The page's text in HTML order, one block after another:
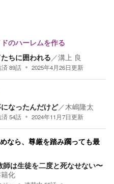
のハーレムを作る
ちに囲われる ／溝上 良
済89話 2025年4月26日更新
なったんだけど／木嶋隆太
済54話 2024年11月7日更新
なら、尊厳を踏み躙っても最
師は生徒を二度と死なせない〜
化